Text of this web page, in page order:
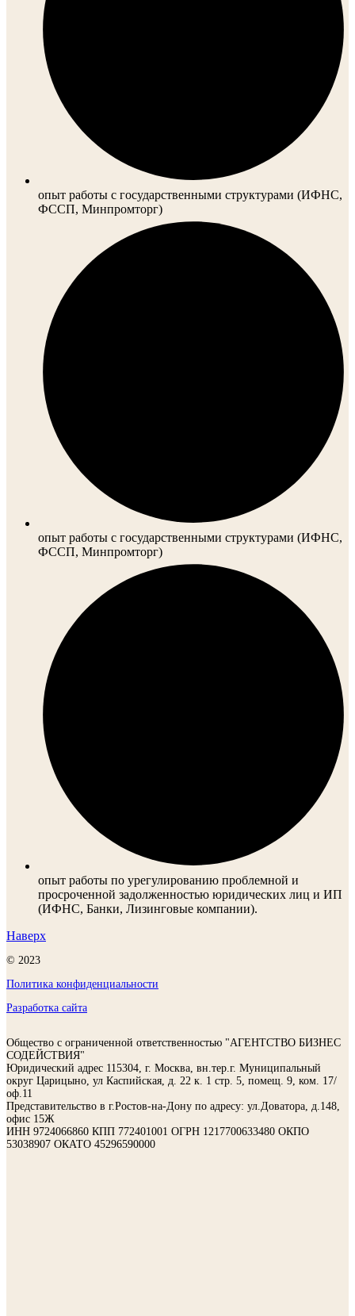
опыт работы с государственными структурами (ИФНС,
ФССП, Минпромторг)
опыт работы с государственными структурами (ИФНС,
ФССП, Минпромторг)
опыт работы по урегулированию проблемной и
просроченной задолженностью юридических лиц и ИП
(ИФНС, Банки, Лизинговые компании).
Наверх
© 2023
Политика конфиденциальности
Разработка сайта
Общество с ограниченной ответственностью "АГЕНТСТВО БИЗНЕС
СОДЕЙСТВИЯ"
Юридический адрес 115304, г. Москва, вн.тер.г. Муниципальный
округ Царицыно, ул Каспийская, д. 22 к. 1 стр. 5, помещ. 9, ком. 17/
оф.11
Представительство в г.Ростов-на-Дону по адресу: ул.Доватора, д.148,
офис 15Ж
ИНН 9724066860 КПП 772401001 ОГРН 1217700633480 ОКПО
53038907 ОКАТО 45296590000